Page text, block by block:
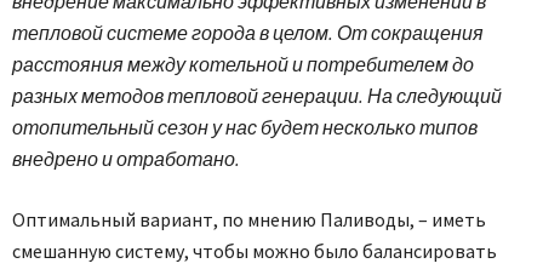
тепловой системе города в целом. От сокращения
расстояния между котельной и потребителем до
разных методов тепловой генерации. На следующий
отопительный сезон у нас будет несколько типов
внедрено и отработано.
Оптимальный вариант, по мнению Паливоды, – иметь
смешанную систему, чтобы можно было балансировать